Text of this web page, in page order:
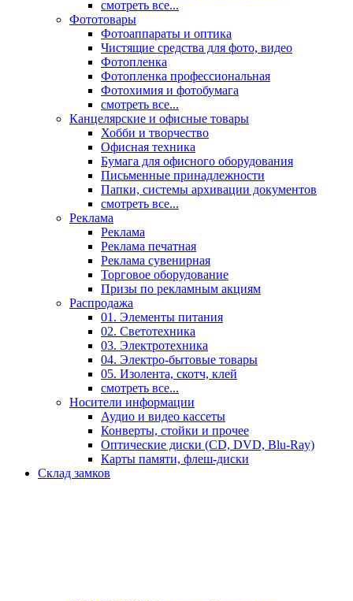
смотреть все...
Фототовары
Фотоаппараты и оптика
Чистящие средства для фото, видео
Фотопленка
Фотопленка профессиональная
Фотохимия и фотобумага
смотреть все...
Канцелярские и офисные товары
Хобби и творчество
Офисная техника
Бумага для офисного оборудования
Письменные принадлежности
Папки, системы архивации документов
смотреть все...
Реклама
Реклама
Реклама печатная
Реклама сувенирная
Торговое оборудование
Призы по рекламным акциям
Распродажа
01. Элементы питания
02. Светотехника
03. Электротехника
04. Электро-бытовые товары
05. Изолента, скотч, клей
смотреть все...
Носители информации
Аудио и видео кассеты
Конверты, стойки и прочее
Оптические диски (CD, DVD, Blu-Ray)
Карты памяти, флеш-диски
Склад замков